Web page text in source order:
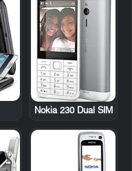
Nokia 230 Dual SIM